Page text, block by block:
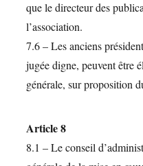
que le directeur des
l’association.
7.6 – Les anciens
jugée digne, peuvent être
générale, sur proposition
Article 8
8.1 – Le conseil